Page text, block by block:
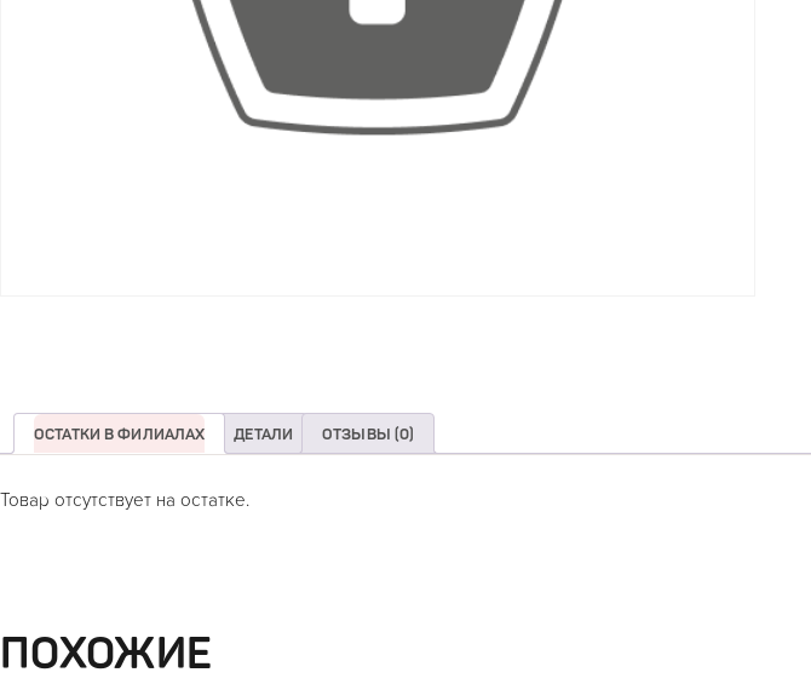
ОСТАТКИ В ФИЛИАЛАХ ДЕТАЛИ ОТЗЫВЫ (0)
Товар отсутствует на остатке.
ПОХОЖИЕ